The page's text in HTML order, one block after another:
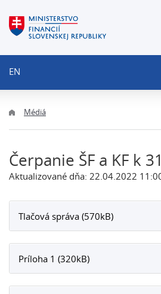
EN
Médiá
Čerpanie ŠF a KF k
Aktualizované dňa: 22.04.2022
Tlačová správa (570kB)
Príloha 1 (320kB)